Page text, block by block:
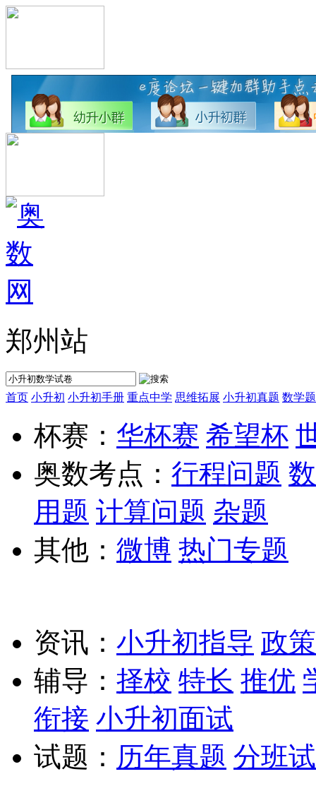
郑州站
首页 小升初 小升初手册 重点中学 思维拓展 小升初真题 数学
杯赛： 华杯赛 希望杯
奥数考点： 行程问题
用题 计算问题 杂题
其他： 微博 热门专题
资讯： 小升初指导 政
辅导： 择校 特长 推优
衔接 小升初面试
试题： 历年真题 分班